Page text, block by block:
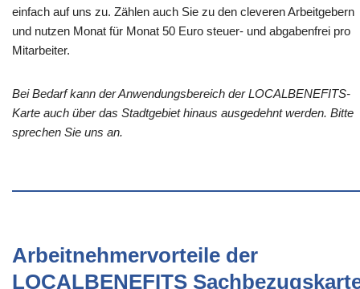
einfach auf uns zu. Zählen auch Sie zu den cleveren Arbeitgebern
und nutzen Monat für Monat 50 Euro steuer- und abgabenfrei pro
Mitarbeiter.
Bei Bedarf kann der Anwendungsbereich der LOCALBENEFITS-
Karte auch über das Stadtgebiet hinaus ausgedehnt werden. Bitte
sprechen Sie uns an.
Arbeitnehmervorteile der
LOCALBENEFITS